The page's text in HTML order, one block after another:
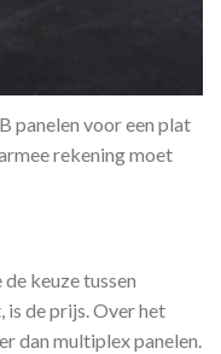
panelen voor een plat
rekening moet
keuze tussen
is de prijs. Over het
dan multiplex panelen.